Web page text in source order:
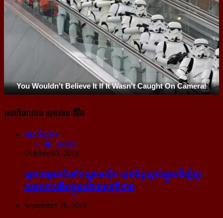
សោភ័ណភាព សុខភាព ជីវិត
អានពិស្ដារ
26008
October 03, 2018
គ្រោះធម្មជាតិនៅឥណ្ឌូនេស៊ី៖ សុខចិត្ត​ស្លាប់​ខ្លួន​ដើម្បី​ឲ្យ​
យន្ដហោះ​ងើប​ខ្លួន​ដោយ​សុវត្ថិភាព
September 28, 2018